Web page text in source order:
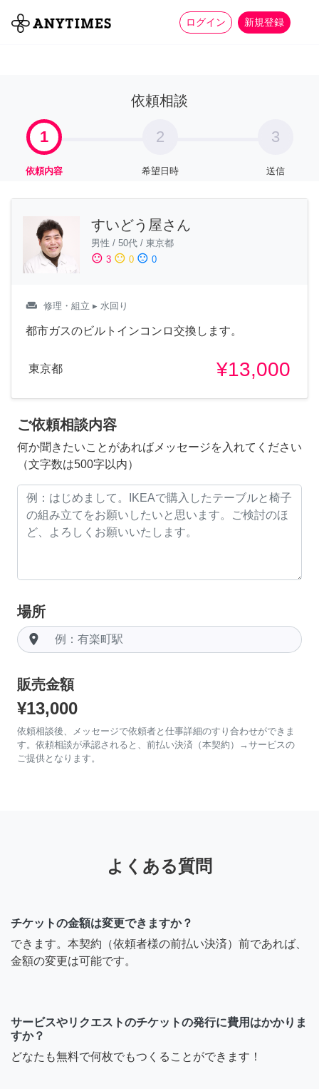
ログイン 新規登録
全て 家事 more_horiz
依頼相談
1
依頼内容
2
希望日時
3
送信
すいどう屋さん
男性 / 50代 / 東京都
sentiment_satisfied 3 sentiment_neutral 0 sentiment_dissatisfied 0
weekend 修理・組立 ▸ 水回り
都市ガスのビルトインコンロ交換します。
東京都 ¥13,000
ご依頼相談内容
何か聞きたいことがあればメッセージを入れてください
（文字数は500字以内）
場所
room
販売金額
¥13,000
依頼相談後、メッセージで依頼者と仕事詳細のすり合わせができま
す。依頼相談が承認されると、前払い決済（本契約）→サービスの
ご提供となります。
よくある質問
チケットの金額は変更できますか？
できます。本契約（依頼者様の前払い決済）前であれば、
金額の変更は可能です。
サービスやリクエストのチケットの発行に費用はかかりま
すか？
どなたも無料で何枚でもつくることができます！